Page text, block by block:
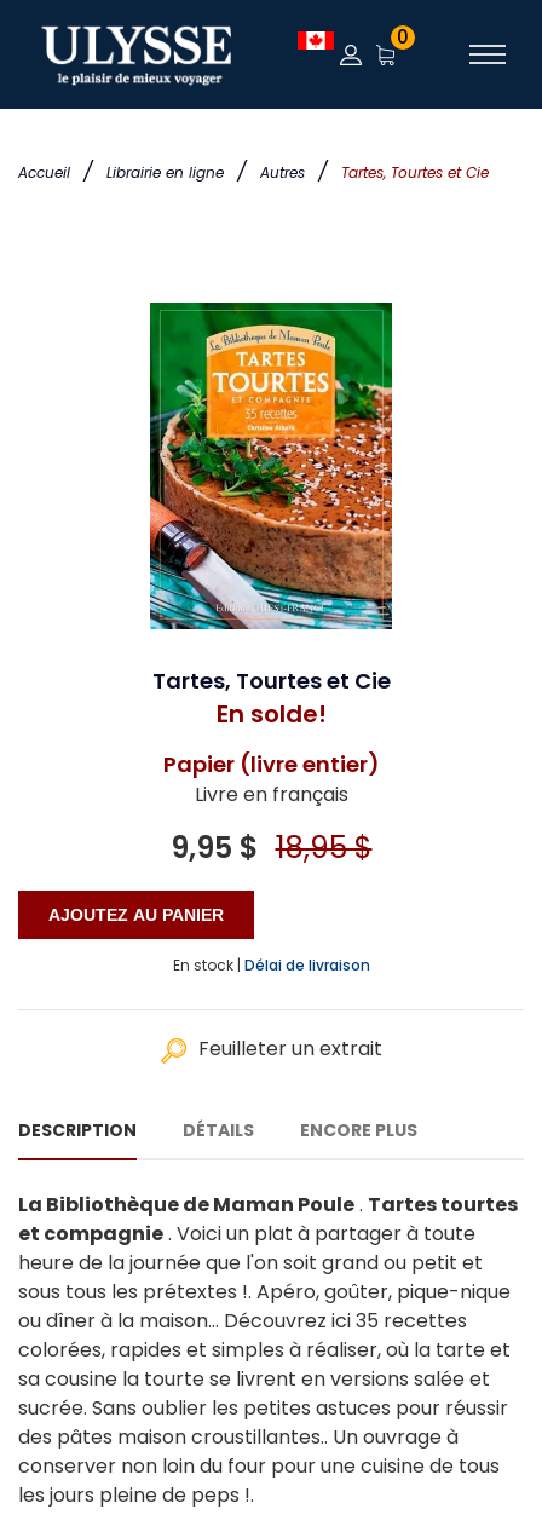
Accueil / Librairie en ligne / Autres / Tartes, Tourtes et Cie
0
Tartes, Tourtes et Cie
En solde!
Papier (livre entier)
Livre en français
9,95 $ 18,95 $
En stock | Délai de livraison
Feuilleter un extrait
DESCRIPTION DÉTAILS ENCORE PLUS
La Bibliothèque de Maman Poule. Tartes tourtes
et compagnie. Voici un plat à partager à toute
heure de la journée que l'on soit grand ou petit et
sous tous les prétextes !. Apéro, goûter, pique-nique
ou dîner à la maison... Découvrez ici 35 recettes
colorées, rapides et simples à réaliser, où la tarte et
sa cousine la tourte se livrent en versions salée et
sucrée. Sans oublier les petites astuces pour réussir
des pâtes maison croustillantes.. Un ouvrage à
conserver non loin du four pour une cuisine de tous
les jours pleine de peps !.